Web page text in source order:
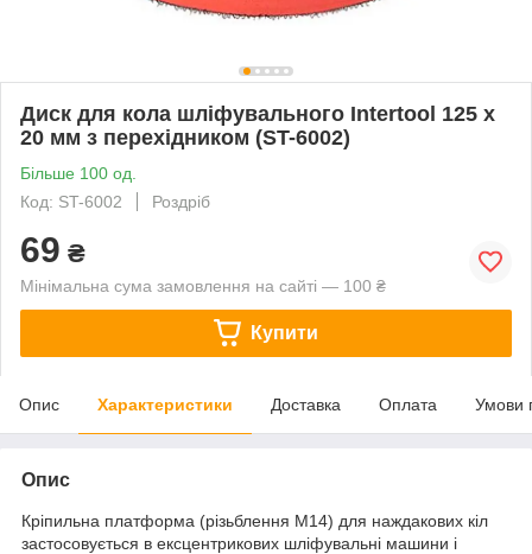
Диск для кола шліфувального Intertool 125 х
20 мм з перехідником (ST-6002)
Більше 100 од.
Код: ST-6002
Роздріб
69 ₴
Мінімальна сума замовлення на сайті — 100 ₴
Купити
Опис Характеристики Доставка Оплата Умови
Опис
Кріпильна платформа (різьблення М14) для наждакових кіл
застосовується в ексцентрикових шліфувальні машини і